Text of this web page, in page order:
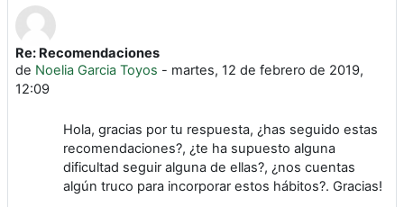
Re: Recomendaciones
de Noelia Garcia Toyos - martes, 12 de febrero de 2019,
12:09
Número de respuestas: 0
Hola, gracias por tu respuesta, ¿has seguido estas
recomendaciones?, ¿te ha supuesto alguna
dificultad seguir alguna de ellas?, ¿nos cuentas
algún truco para incorporar estos hábitos?. Gracias!